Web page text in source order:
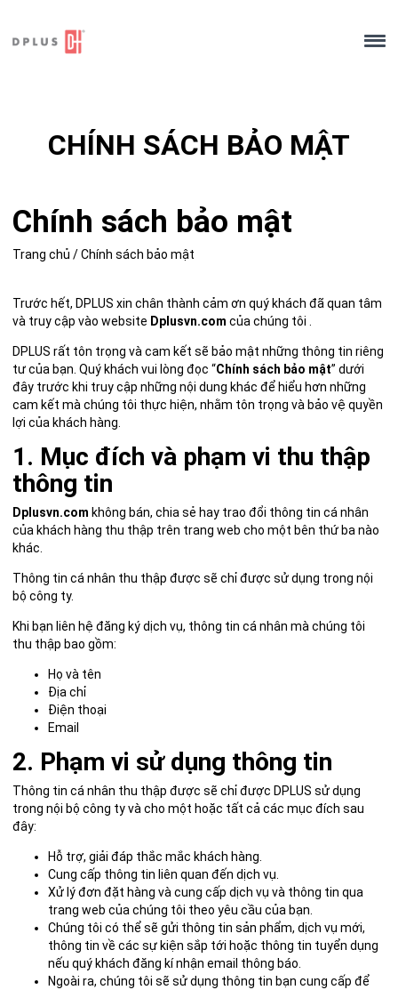
content
CHÍNH SÁCH BẢO MẬT
Chính sách bảo mật
Trang chủ /Chính sách bảo mật
Trước hết, DPLUS xin chân thành cảm ơn quý khách đã quan tâm
và truy cập vào website Dplusvn.com của chúng tôi .
DPLUS rất tôn trọng và cam kết sẽ bảo mật những thông tin riêng
tư của bạn. Quý khách vui lòng đọc “Chính sách bảo mật” dưới
đây trước khi truy cập những nội dung khác để hiểu hơn những
cam kết mà chúng tôi thực hiện, nhằm tôn trọng và bảo vệ quyền
lợi của khách hàng.
1. Mục đích và phạm vi thu thập
thông tin
Dplusvn.com không bán, chia sẻ hay trao đổi thông tin cá nhân
của khách hàng thu thập trên trang web cho một bên thứ ba nào
khác.
Thông tin cá nhân thu thập được sẽ chỉ được sử dụng trong nội
bộ công ty.
Khi bạn liên hệ đăng ký dịch vụ, thông tin cá nhân mà chúng tôi
thu thập bao gồm:
Họ và tên
Địa chỉ
Điện thoại
Email
2. Phạm vi sử dụng thông tin
Thông tin cá nhân thu thập được sẽ chỉ được DPLUS sử dụng
trong nội bộ công ty và cho một hoặc tất cả các mục đích sau
đây:
Hỗ trợ, giải đáp thắc mắc khách hàng.
Cung cấp thông tin liên quan đến dịch vụ.
Xử lý đơn đặt hàng và cung cấp dịch vụ và thông tin qua
trang web của chúng tôi theo yêu cầu của bạn.
Chúng tôi có thể sẽ gửi thông tin sản phẩm, dịch vụ mới,
thông tin về các sự kiện sắp tới hoặc thông tin tuyển dụng
nếu quý khách đăng kí nhận email thông báo.
Ngoài ra, chúng tôi sẽ sử dụng thông tin bạn cung cấp để